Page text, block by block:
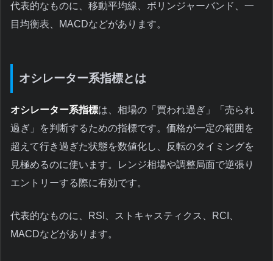
代表的なものに、移動平均線、ボリンジャーバンド、一
目均衡表、MACDなどがあります。
オシレーター系指標とは
オシレーター系指標は、相場の「買われ過ぎ」「売られ
過ぎ」を判断するための指標です。価格が一定の範囲を
超えて行き過ぎた状態を数値化し、反転のタイミングを
見極めるのに使います。レンジ相場や調整局面で逆張り
エントリーする際に有効です。
代表的なものに、RSI、ストキャスティクス、RCI、
MACDなどがあります。